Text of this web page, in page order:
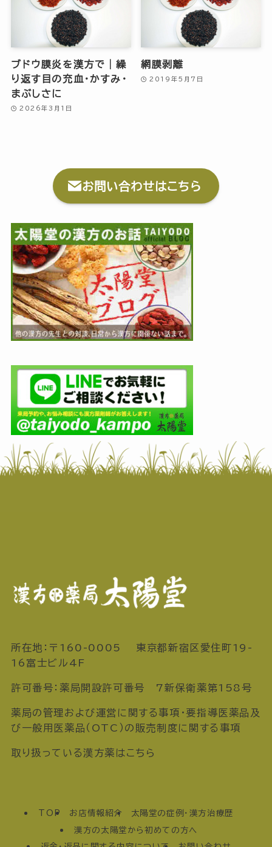
ブドウ膜炎を漢方で｜繰
り返す目の充血・かすみ・
まぶしさに
2026年3月1日
網膜剥離
2019年5月7日
お問い合わせはこちら
所在地：〒160-0005 東京都新宿区愛住町19-
16富士ビル4F
許可番号：薬局開設許可番号 7新保衛薬第158号
薬局の管理および運営に関する事項・要指導医薬品及
び一般用医薬品（OTC）の販売制度に関する事項
取り扱っている漢方薬はこちら
TOP お店情報紹介
太陽堂の症例・漢方治療歴
漢方の太陽堂から初めての方へ